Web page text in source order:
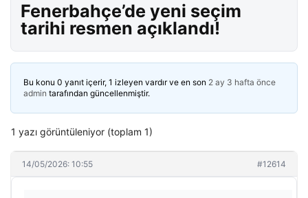
Fenerbahçe’de yeni seçim
tarihi resmen açıklandı!
Bu konu 0 yanıt içerir, 1 izleyen vardır ve en son 2 ay 3 hafta önce
admin tarafından güncellenmiştir.
1 yazı görüntüleniyor (toplam 1)
14/05/2026: 10:55 #12614